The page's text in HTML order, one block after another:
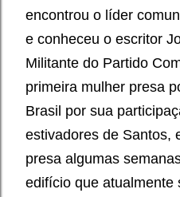
encontrou o líder
e conheceu o escritor
Militante do Partido
primeira mulher presa
Brasil por sua
estivadores de Santos,
presa algumas
edifício que atualmente